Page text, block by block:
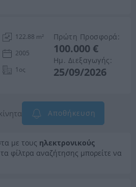
122.88 m²
2005
1ος
Πρώτη Προσφορά:
100.000 €
Ημ. Διεξαγωγής:
25/09/2026
Αποθήκευση
με τους ηλεκτρονικούς
φίλτρα αναζήτησης μπορείτε να